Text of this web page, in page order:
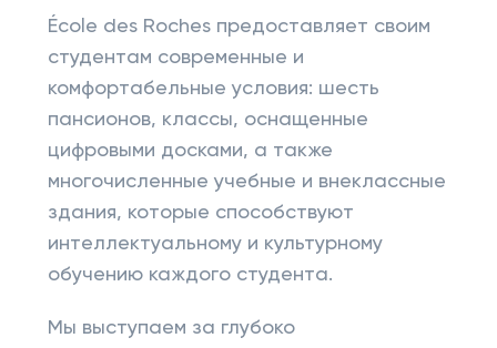
École des Roches предоставляет своим
студентам современные и
комфортабельные условия: шесть
пансионов, классы, оснащенные
цифровыми досками, а также
многочисленные учебные и внеклассные
здания, которые способствуют
интеллектуальному и культурному
обучению каждого студента.
Мы выступаем за глубоко